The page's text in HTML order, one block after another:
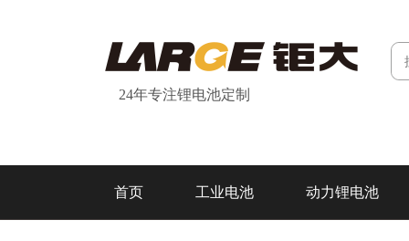
24年专注锂电池定制
首页 工业电池 动力锂电池